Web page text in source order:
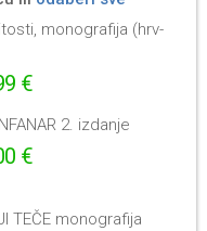
monografija (hrv-
€
2. izdanje
€
TEČE monografija